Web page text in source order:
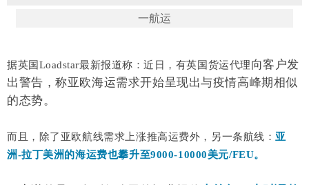
一航运
据英国Loadstar最新报道称：近日，有英国货运代理向客户发
出警告，称亚欧海运需求开始呈现出与疫情高峰期相似
的态势。
而且，除了亚欧航线需求上涨推高运费外，另一条航线： 亚
洲-拉丁美洲的海运费也攀升至9000-10000美元/FEU。